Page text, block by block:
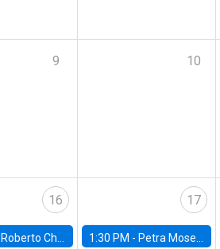
9 10
16
Roberto Chang, Rutgers University
17
1:30 PM - Petra Moser, NYU Stern